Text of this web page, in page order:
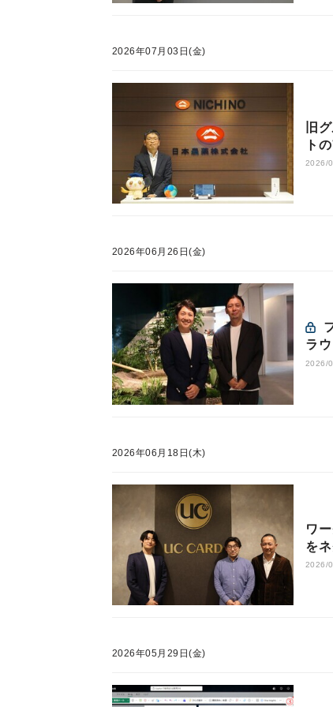
2026年07月03日(金)
旧
ト
ー
2026/
2026年06月26日(金)
ラ
2026/
2026年06月18日(木)
ワ
を
用側
2026/
2026年05月29日(金)